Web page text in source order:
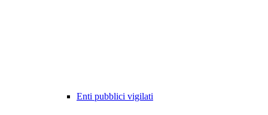
Enti pubblici vigilati